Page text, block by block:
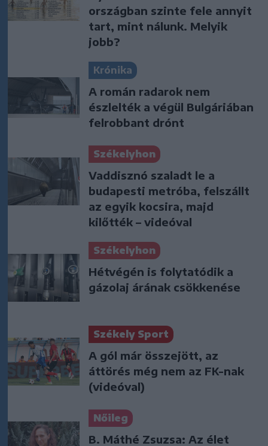
országban szinte fele annyit
tart, mint nálunk. Melyik
jobb?
Krónika
A román radarok nem
észlelték a végül Bulgáriában
felrobbant drónt
Székelyhon
Vaddisznó szaladt le a
budapesti metróba, felszállt
az egyik kocsira, majd
kilőtték – videóval
Székelyhon
Hétvégén is folytatódik a
gázolaj árának csökkenése
Székely Sport
A gól már összejött, az
áttörés még nem az FK-nak
(videóval)
Nőileg
B. Máthé Zsuzsa: Az élet